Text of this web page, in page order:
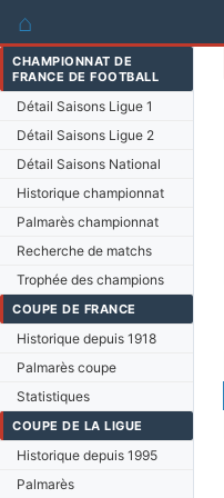
⌂
CHAMPIONNAT DE
FRANCE DE FOOTBALL
Détail Saisons Ligue 1
Détail Saisons Ligue 2
Détail Saisons National
Historique championnat
Palmarès championnat
Recherche de matchs
Trophée des champions
COUPE DE FRANCE
Historique depuis 1918
Palmarès coupe
Statistiques
COUPE DE LA LIGUE
Historique depuis 1995
Palmarès